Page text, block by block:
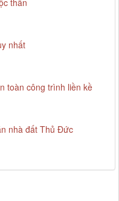
thân
nhất
toàn công trình liền kề
nhà đất Thủ Đức